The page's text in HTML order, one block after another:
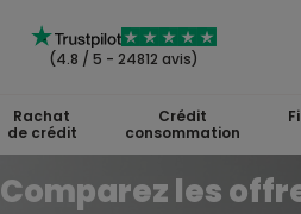
(4.8 / 5 - 24812 avis)
Rachat
de crédit
Crédit
consommation
Comparez les